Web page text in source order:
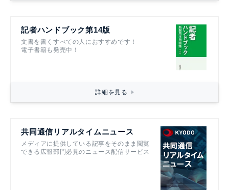
記者ハンドブック第14版
文書を書くすべての人におすすめです！
電子書籍も発売中！
詳細を見る
共同通信リアルタイムニュース
メディアに提供している記事をそのまま閲覧
できる広報部門必見のニュース配信サービス